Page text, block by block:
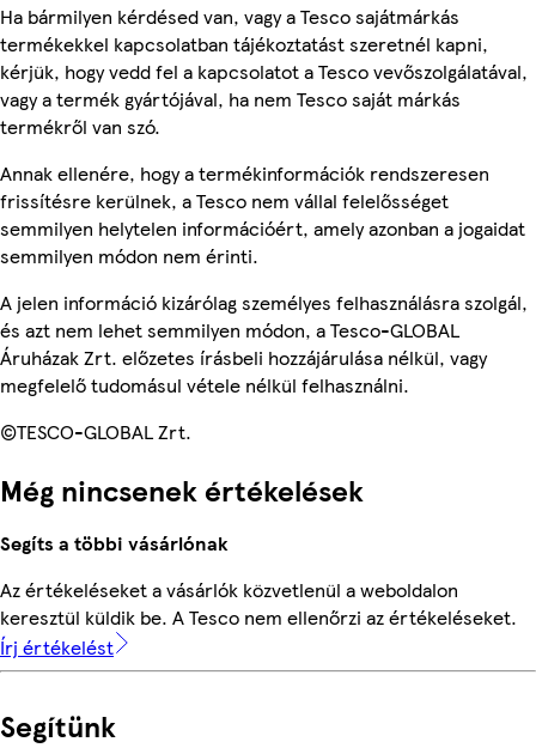
Ha bármilyen kérdésed van, vagy a Tesco sajátmárkás
termékekkel kapcsolatban tájékoztatást szeretnél kapni,
kérjük, hogy vedd fel a kapcsolatot a Tesco vevőszolgálatával,
vagy a termék gyártójával, ha nem Tesco saját márkás
termékről van szó.
Annak ellenére, hogy a termékinformációk rendszeresen
frissítésre kerülnek, a Tesco nem vállal felelősséget
semmilyen helytelen információért, amely azonban a jogaidat
semmilyen módon nem érinti.
A jelen információ kizárólag személyes felhasználásra szolgál,
és azt nem lehet semmilyen módon, a Tesco-GLOBAL
Áruházak Zrt. előzetes írásbeli hozzájárulása nélkül, vagy
megfelelő tudomásul vétele nélkül felhasználni.
©TESCO-GLOBAL Zrt.
Még nincsenek értékelések
Segíts a többi vásárlónak
Az értékeléseket a vásárlók közvetlenül a weboldalon
keresztül küldik be. A Tesco nem ellenőrzi az értékeléseket.
Írj értékelést
Segítünk